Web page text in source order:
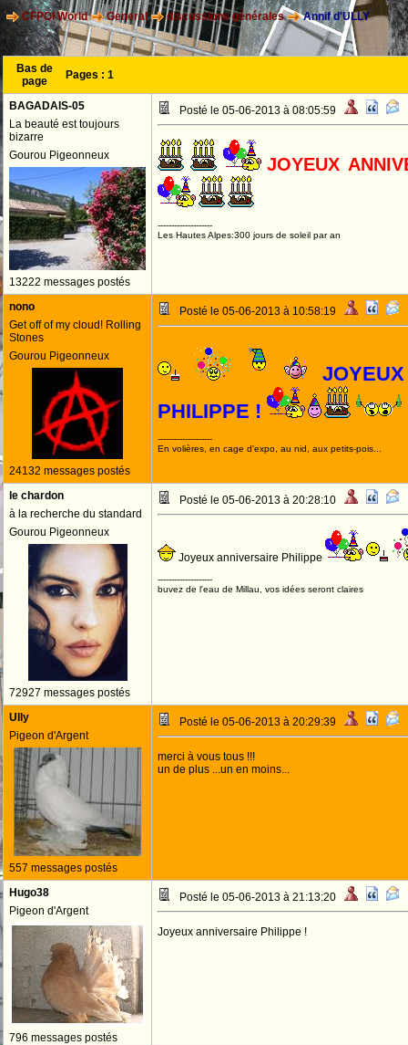
CFPOI World General discussions générales Annif d'ULLY
Bas de
page
Pages : 1
BAGADAIS-05
La beauté est toujours
bizarre
Gourou Pigeonneux
13222 messages postés
Posté le 05-06-2013 à 08:05:59
JOYEUX
--------------------
Les Hautes Alpes:300 jours de soleil par an
nono
Get off of my cloud! Rolling
Stones
Gourou Pigeonneux
24132 messages postés
Posté le 05-06-2013 à 10:58:19
PHILIPPE !
--------------------
En volières, en cage d'expo, au nid, aux petits-pois...
le chardon
à la recherche du standard
Gourou Pigeonneux
72927 messages postés
Posté le 05-06-2013 à 20:28:10
Joyeux anniversaire Philippe
--------------------
buvez de l'eau de Millau, vos idées seront claires
Ully
Pigeon d'Argent
557 messages postés
Posté le 05-06-2013 à 20:29:39
merci à vous tous !!!
un de plus ...un en moins...
Hugo38
Pigeon d'Argent
796 messages postés
Posté le 05-06-2013 à 21:13:20
Joyeux anniversaire Philippe !